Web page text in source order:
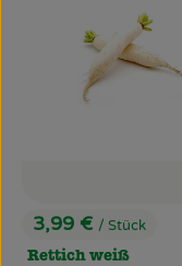
, Preis:
3,99 € / Stück
Rettich weiß